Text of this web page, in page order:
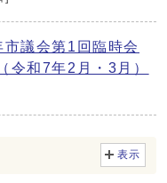
市議会第1回臨時会
令和7年2月・3月）
表示